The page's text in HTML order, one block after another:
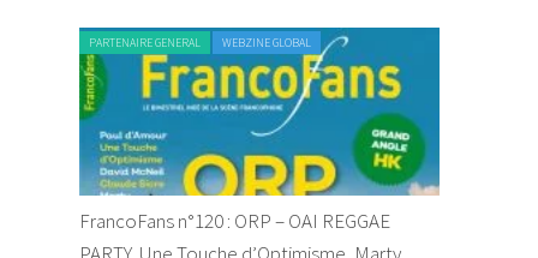
PARTENAIRE GENERAL WEBZINE GLOBAL
FrancoFans n°120 : ORP – OAI REGGAE